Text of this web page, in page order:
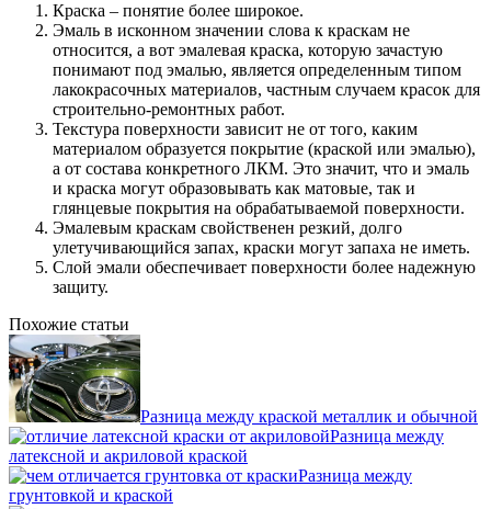
Краска – понятие более широкое.
Эмаль в исконном значении слова к краскам не
относится, а вот эмалевая краска, которую зачастую
понимают под эмалью, является определенным типом
лакокрасочных материалов, частным случаем красок для
строительно-ремонтных работ.
Текстура поверхности зависит не от того, каким
материалом образуется покрытие (краской или эмалью),
а от состава конкретного ЛКМ. Это значит, что и эмаль
и краска могут образовывать как матовые, так и
глянцевые покрытия на обрабатываемой поверхности.
Эмалевым краскам свойственен резкий, долго
улетучивающийся запах, краски могут запаха не иметь.
Слой эмали обеспечивает поверхности более надежную
защиту.
Похожие статьи
Разница между краской металлик и обычной
Разница между
латексной и акриловой краской
Разница между
грунтовкой и краской